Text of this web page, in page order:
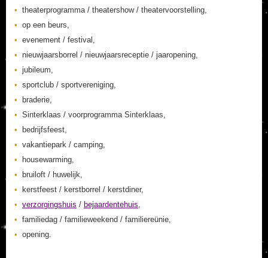
theaterprogramma / theatershow / theatervoorstelling,
op een beurs,
evenement / festival,
nieuwjaarsborrel / nieuwjaarsreceptie / jaaropening,
jubileum,
sportclub / sportvereniging,
braderie,
Sinterklaas / voorprogramma Sinterklaas,
bedrijfsfeest,
vakantiepark / camping,
housewarming,
bruiloft / huwelijk,
kerstfeest / kerstborrel / kerstdiner,
verzorgingshuis / bejaardentehuis,
familiedag / familieweekend / familiereünie,
opening.